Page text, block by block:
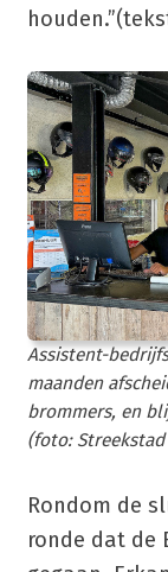
Assistent-
maanden
brommers, en
(foto: Streekstad
Rondom de
ronde dat de